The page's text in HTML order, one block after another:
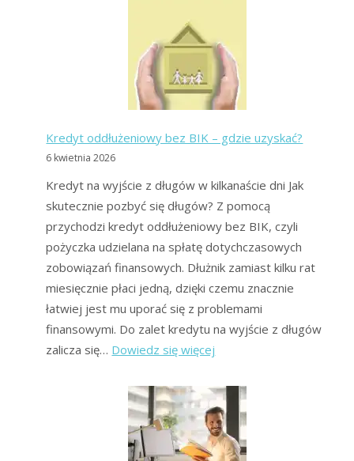
użytkowników
Kredyt oddłużeniowy bez BIK – gdzie uzyskać?
6 kwietnia 2026
Kredyt na wyjście z długów w kilkanaście dni Jak
skutecznie pozbyć się długów? Z pomocą
przychodzi kredyt oddłużeniowy bez BIK, czyli
pożyczka udzielana na spłatę dotychczasowych
zobowiązań finansowych. Dłużnik zamiast kilku rat
miesięcznie płaci jedną, dzięki czemu znacznie
łatwiej jest mu uporać się z problemami
finansowymi. Do zalet kredytu na wyjście z długów
zalicza się… Dowiedz się więcej
oddłużeniowy
bez
BIK
–